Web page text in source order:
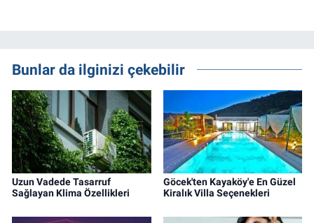
Bunlar da ilginizi çekebilir
Uzun Vadede Tasarruf
Sağlayan Klima Özellikleri
Göcek'ten Kayaköy'e En Güzel
Kiralık Villa Seçenekleri